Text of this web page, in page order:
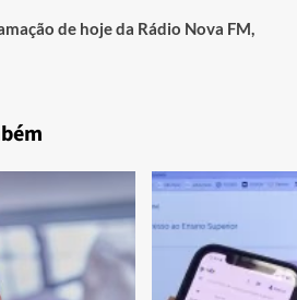
de hoje da Rádio Nova FM,